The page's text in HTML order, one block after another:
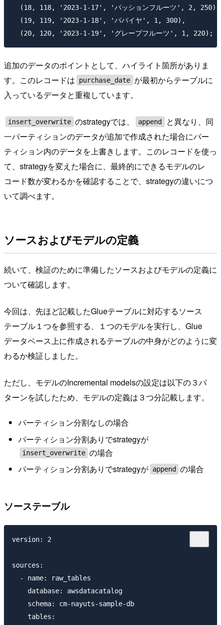
  (18, 118, '2023-1-17', 'パッションフルーツ', 2, 250),
  (19, 119, '2023-1-18', 'パパイヤ', 1, 300),
追加のデータのポイントとして、ハイライト箇所がありま
す。このレコードは
purchase_date が最初からテーブルに
入っているデータと重複しています。
insert_overwrite のstrategyでは、 append
と異なり、同
一パーティションのデータが追加で作成された場合にパー
ティション内のデータを上書きします。このレコードを使っ
て、strategyを変えた場合に、最終的にできるモデルのレ
コード数が変わるかを確認することで、strategyの違いにつ
いて調べます。
ソースおよびモデルの定義
続いて、検証のために準備したソースおよびモデルの定義に
ついて確認します。
今回は、先ほど記載したGlueテーブルに対応するソース
テーブル１つを参照する、１つのモデルを実行し、Glue
データベース上に作成されるテーブルの中身がどのように変
わるか検証しました。
ただし、モデルのIncremental modelsの設定は以下の３パ
ターンを試したため、モデルの定義は３つ分記載します。
パーティション分割なしの場合
パーティション分割ありでstrategyが
insert_overwrite の場合
パーティション分割ありでstrategyが append の場合
ソーステーブル
version: 2
sources:
  - name: raw_tables
    database: awsdatacatalog
    schema: cm-nayuts-sample-db
    tables: